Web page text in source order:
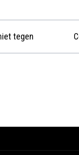
tegen